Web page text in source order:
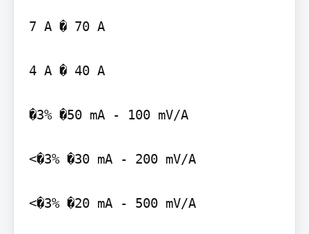
7 A � 70 A
4 A � 40 A
�3% �50 mA - 100 mV/A
<�3% �30 mA - 200 mV/A
<�3% �20 mA - 500 mV/A